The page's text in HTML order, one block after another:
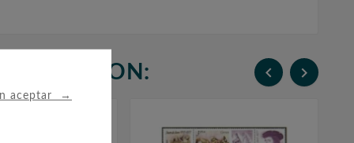
aceptar →
 